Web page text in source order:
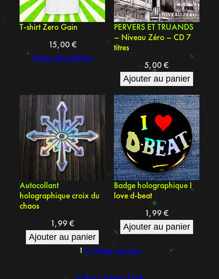
T-shirt Zero Gain
15,00 €
Choix des options
PERVERS ET TRUANDS
– Niveau Zéro – CD 7
titres
5,00€
Ajouter au panier
Autocollant
holographique croix du
chaos
1,99€
Ajouter au panier
Badge holographique I
love d-beat
1,99 €
Ajouter au panier
1 2 3Page suivante